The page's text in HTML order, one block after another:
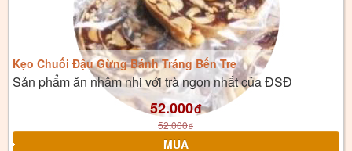
Kẹo Chuối Đậu Gừng Bánh Tráng Bến Tre
Sản phẩm ăn nhâm nhi với trà ngon nhất của ĐSĐ
52.000đ
52.000đ